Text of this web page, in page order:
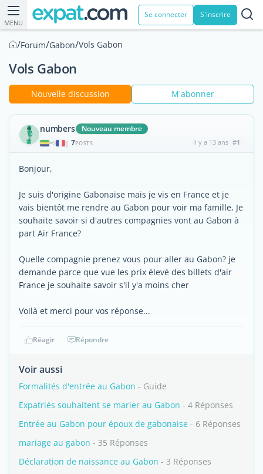
MENU
Se connecter S'inscrire
/Forum/Gabon/Vols Gabon
Vols Gabon
Nouvelle discussion M'abonner
numbers Nouveau membre
| 7POSTS il y a 13 ans #1
Bonjour,
Je suis d'origine Gabonaise mais je vis en France et je
vais bientôt me rendre au Gabon pour voir ma famille, Je
souhaite savoir si d'autres compagnies vont au Gabon à
part Air France?
Quelle compagnie prenez vous pour aller au Gabon? je
demande parce que vue les prix élevé des billets d'air
France je souhaite savoir s'il y'a moins cher
Voilà et merci pour vos réponse...
Réagir Répondre
Voir aussi
Formalités d'entrée au Gabon - Guide
Expatriés souhaitent se marier au Gabon - 4 Réponses
Entrée au Gabon pour époux de gabonaise - 6 Réponses
mariage au gabon - 35 Réponses
Déclaration de naissance au Gabon - 3 Réponses